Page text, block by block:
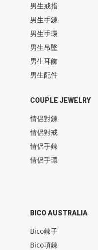
男生戒指
男生手鍊
男生手環
男生吊墜
男生耳飾
男生配件
COUPLE JEWELRY
情侶對鍊
情侶對戒
情侶手鍊
情侶手環
BICO AUSTRALIA
Bico鍊子
Bico項鍊